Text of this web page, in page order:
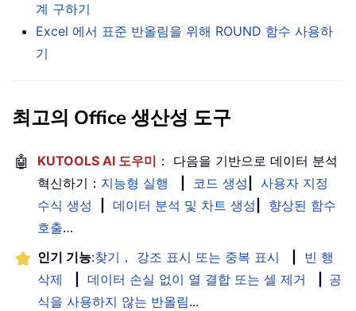
계 구하기
Excel 에서 표준 반올림을 위해 ROUND 함수 사용하
기
최고의 Office 생산성 도구
🤖 KUTOOLS AI 도우미 ： 다음을 기반으로 데이터 분석
혁신하기： 지능형 실행 코드 생성
사용자 지정
수식 생성
데이터 분석 및 차트 생성
향상된 함수
호출…
인기 기능:찾기， 강조 표시 또는 중복 표시
빈 행
삭제
데이터 손실 없이 열 결합 또는 셀 제거
공
식을 사용하지 않는 반올림...